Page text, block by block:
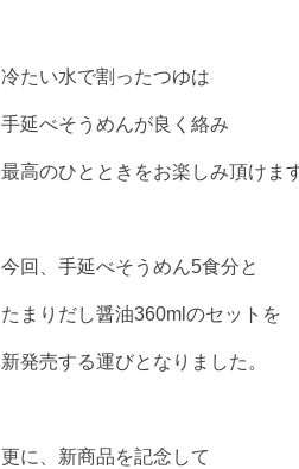
冷たい水で割ったつゆは
手延べそうめんが良く絡み
最高のひとときをお楽しみ頂けま
今回、手延べそうめん5食分と
たまりだし醤油360mlのセットを
新発売する運びとなりました。
更に、新商品を記念して